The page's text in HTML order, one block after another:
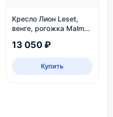
Кресло Лион Leset,
венге, рогожка Malmo
13 050 ₽
Купить